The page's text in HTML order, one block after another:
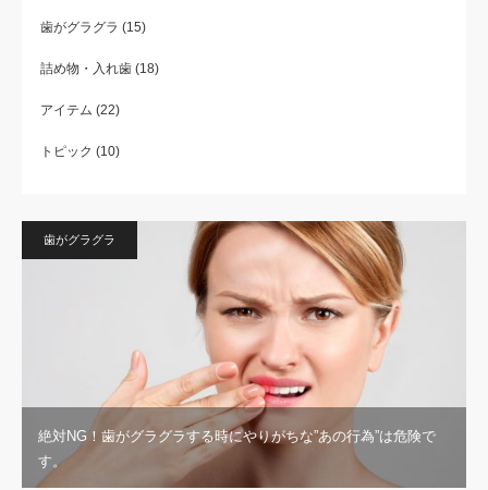
歯がグラグラ (15)
詰め物・入れ歯 (18)
アイテム (22)
トピック (10)
歯がグラグラ
絶対NG！歯がグラグラする時にやりがちな”あの行為”は危険で
す。